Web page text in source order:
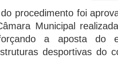
procedimento foi
Municipal
a aposta do
desportivas do